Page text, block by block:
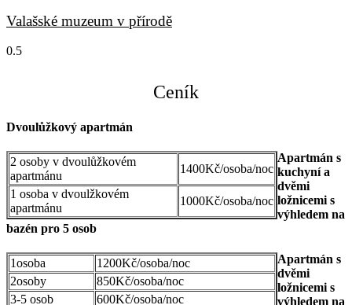
Valašské muzeum v přírodě
Ceník
Dvoulůžkový apartmán
2 osoby v dvoulůžkovém
apartmánu
1400Kč/osoba/noc
1 osoba v dvoulžkovém
apartmánu
1000Kč/osoba/noc
Apartmán s
kuchyní a
dvěmi
ložnicemi s
výhledem na
bazén pro 5 osob
1osoba
1200Kč/osoba/noc
2osoby
850Kč/osoba/noc
3-5 osob
600Kč/osoba/noc
Apartmán s
dvěmi
ložnicemi s
výhledem na